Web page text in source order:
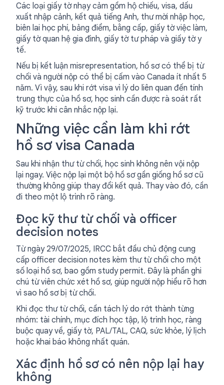
Các loại giấy tờ nhạy cảm gồm hộ chiếu, visa, dấu
xuất nhập cảnh, kết quả tiếng Anh, thư mời nhập học,
biên lai học phí, bảng điểm, bằng cấp, giấy tờ việc làm,
giấy tờ quan hệ gia đình, giấy tờ tư pháp và giấy tờ y
tế.
Nếu bị kết luận misrepresentation, hồ sơ có thể bị từ
chối và người nộp có thể bị cấm vào Canada ít nhất 5
năm. Vì vậy, sau khi rớt visa vì lý do liên quan đến tính
trung thực của hồ sơ, học sinh cần được rà soát rất
kỹ trước khi cân nhắc nộp lại.
Những việc cần làm khi rớt
hồ sơ visa Canada
Sau khi nhận thư từ chối, học sinh không nên vội nộp
lại ngay. Việc nộp lại một bộ hồ sơ gần giống hồ sơ cũ
thường không giúp thay đổi kết quả. Thay vào đó, cần
đi theo một lộ trình rõ ràng.
Đọc kỹ thư từ chối và officer
decision notes
Từ ngày 29/07/2025, IRCC bắt đầu chủ động cung
cấp officer decision notes kèm thư từ chối cho một
số loại hồ sơ, bao gồm study permit. Đây là phần ghi
chú từ viên chức xét hồ sơ, giúp người nộp hiểu rõ hơn
vì sao hồ sơ bị từ chối.
Khi đọc thư từ chối, cần tách lý do rớt thành từng
nhóm: tài chính, mục đích học tập, lộ trình học, ràng
buộc quay về, giấy tờ, PAL/TAL, CAQ, sức khỏe, lý lịch
hoặc khai báo không nhất quán.
Xác định hồ sơ có nên nộp lại hay
không